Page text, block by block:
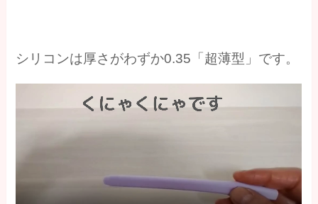
シリコンは厚さがわずか0.35「超薄型」です。